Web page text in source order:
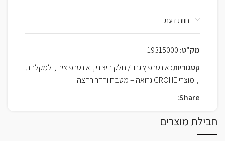
חוות דעת
מק"ט: 19315000
קטגוריות: אינטרפוץ גרוי / חלק חיצוני, אינטרפוצים, למקלחת
, מוצרי GROHE גרואה – מטבח וחדר רחצה
Share:
חבילת מוצרים